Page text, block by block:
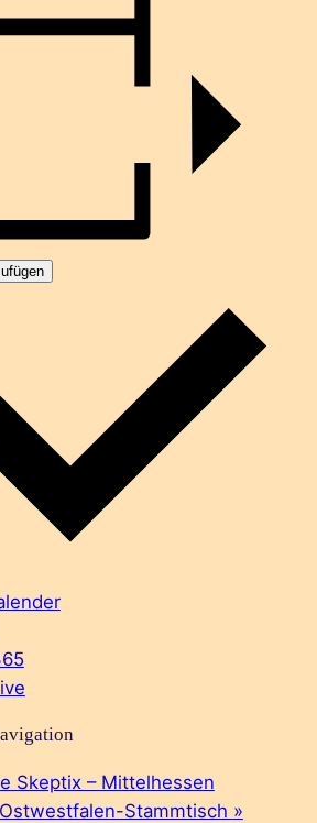
Skeptix – Mittelhessen
Stammtisch »